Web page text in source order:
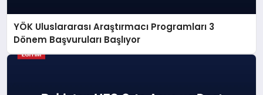
YÖK Uluslararası Araştırmacı Programları 3
Dönem Başvuruları Başlıyor